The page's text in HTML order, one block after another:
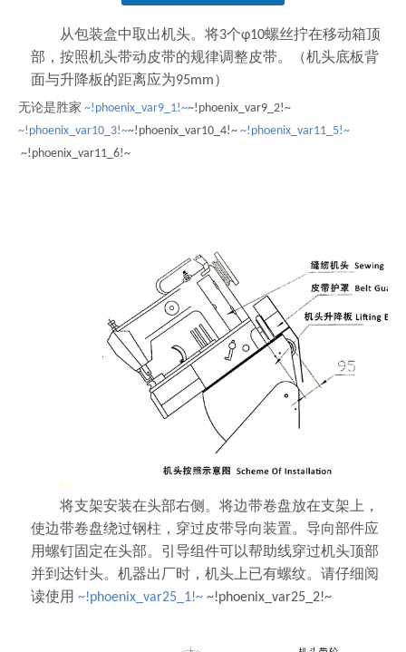
从包装盒中取出机头。将3个φ10螺丝拧在移动箱顶
部，按照机头带动皮带的规律调整皮带。（机头底板背
面与升降板的距离应为95mm）
无论是胜家 ~!phoenix_var9_1!~~!phoenix_var9_2!~
~!phoenix_var10_3!~~!phoenix_var10_4!~ ~!phoenix_var11_5!~
~!phoenix_var11_6!~
将支架安装在头部右侧。将边带卷盘放在支架上，
使边带卷盘绕过钢柱，穿过皮带导向装置。导向部件应
用螺钉固定在头部。引导组件可以帮助线穿过机头顶部
并到达针头。机器出厂时，机头上已有螺纹。请仔细阅
读使用 ~!phoenix_var25_1!~ ~!phoenix_var25_2!~